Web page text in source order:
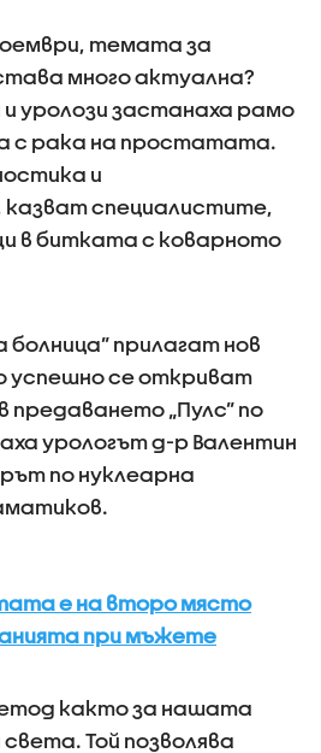
темата за
много актуална?
уролози застанаха рамо
с рака на простатата.
и
специалистите,
в битката с коварното
болница” прилагат нов
успешно се откриват
предаването „Пулс” по
урологът д-р Валентин
по нуклеарна
е на второ място
при мъжете
както за нашата
Той позволява